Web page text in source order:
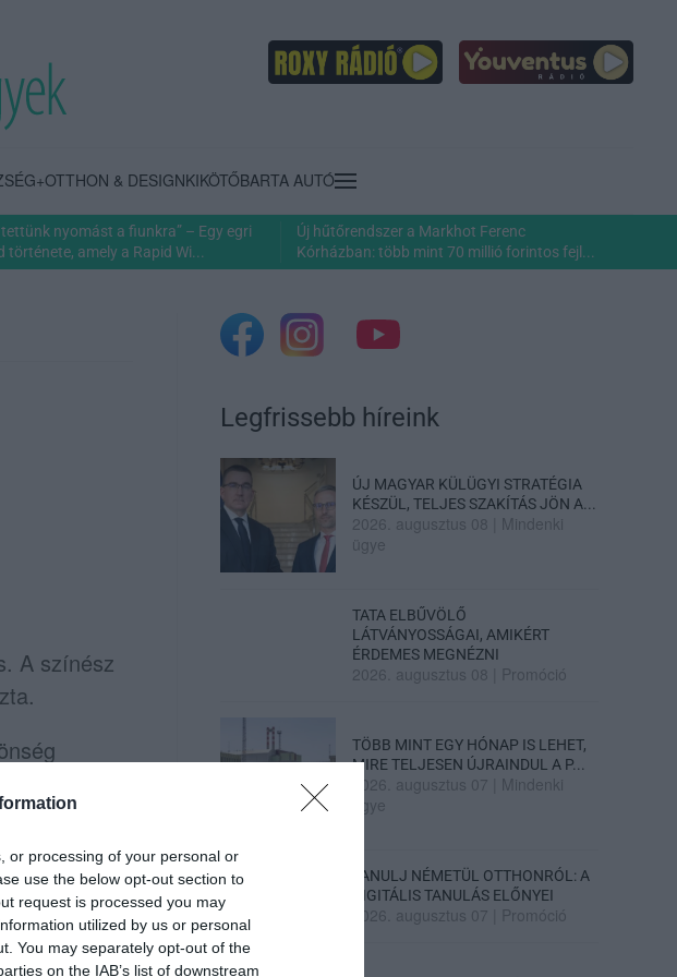
or processing of your personal or
use the below opt-out section to
request is processed you may
utilized by us or personal
You may separately opt-out of the
on the IAB’s list of downstream
OTTHON & DESIGNKIKÖTŐBARTA AUTÓ
tettünk nyomást a fiunkra” – Egy egri
története, amely a Rapid Wi...
Új hűtőrendszer a Markhot Ferenc
Kórházban: több mint 70 millió forintos fejl...
A színész
Legfrissebb híreink
ÚJ MAGYAR KÜLÜGYI STRATÉGIA
KÉSZÜL, TELJES SZAKÍTÁS JÖN A...
2026. augusztus 08
Mindenki
ügye
TATA ELBŰVÖLŐ
LÁTVÁNYOSSÁGAI, AMIKÉRT
ÉRDEMES MEGNÉZNI
2026. augusztus 08 Promóció
TÖBB MINT EGY HÓNAP IS LEHET,
MIRE TELJESEN ÚJRAINDUL A P...
2026. augusztus 07
Mindenki
ügye
TANULJ NÉMETÜL OTTHONRÓL: A
DIGITÁLIS TANULÁS ELŐNYEI
2026. augusztus 07 Promóció